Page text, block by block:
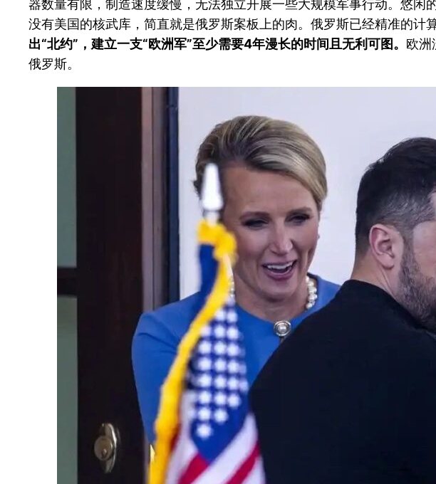
器数量有限，制造速度缓慢，无法独立开展一些大规模军事行动。悠
没有美国的核武库，简直就是俄罗斯案板上的肉。俄罗斯已经精准的计
出“北约”，建立一支“欧洲军”至少需要4年漫长的时间且无利可图。 欧洲
俄罗斯。